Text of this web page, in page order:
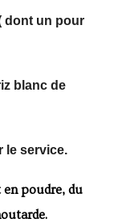
dont un pour
blanc de
le service.
en poudre, du